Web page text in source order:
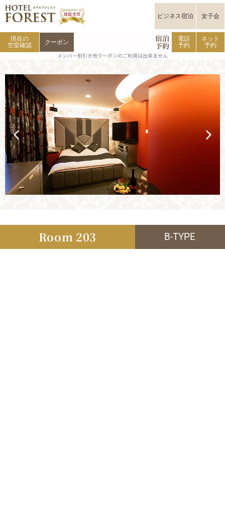
内
容
を
プ
ビジネス宿泊 女子会
現在の
空室確認
クーポン 宿泊
予約
電話
予約
ネット
予約
メンバー割引き他クーポンのご利用は出来ません
Room 203 B-TYPE